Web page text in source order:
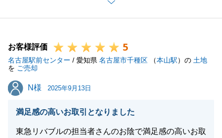
税務などの専門的な内容はご不安も大きいかと存じま
すが、専門部署とも密に連携し、正確な情報をお届け
今後も何かご不明な点や、より詳しく確認が必要な事
項がございましたら、いつでもお気軽にお申し付けく
ださい。
引き続き、精一杯サポートさせていただきます。今後
お客様評価 5
名古屋駅前センター / 愛知県 名古屋市千種区 （本山駅）の 土地
を ご売却
N様
N様 2025年9月13日
満足感の高いお取引となりました
東急リバブルの担当者さんのお陰で満足感の高いお取